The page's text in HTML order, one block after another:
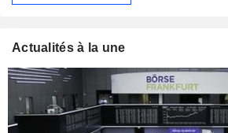
Actualités à la une